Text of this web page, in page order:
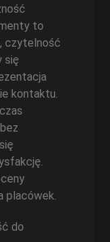
to
czytelność
się
kontaktu.
placówek.
do